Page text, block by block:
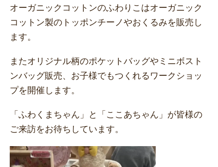
オーガニックコットンのふわりこはオーガニック
コットン製のトッポンチーノやおくるみを販売し
ます。
またオリジナル柄のポケットバッグやミニボスト
ンバッグ販売、お子様でもつくれるワークショッ
プを開催します。
「ふわくまちゃん」と「ここあちゃん」が皆様の
ご来訪をお待ちしています。